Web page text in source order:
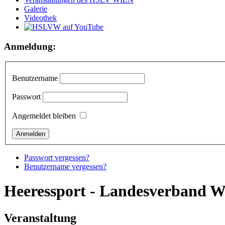
Galerie
Videothek
Anmeldung:
Benutzername
Passwort
Angemeldet bleiben
Passwort vergessen?
Benutzername vergessen?
Heeressport - Landesverband
Veranstaltung